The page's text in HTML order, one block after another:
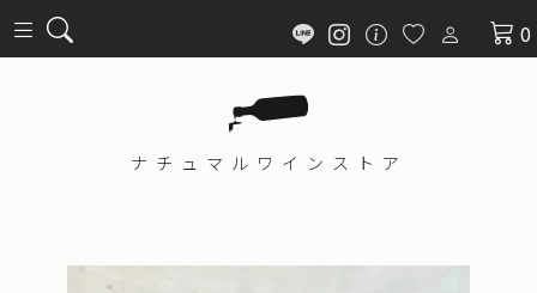
0
ナチュマル ワインストア